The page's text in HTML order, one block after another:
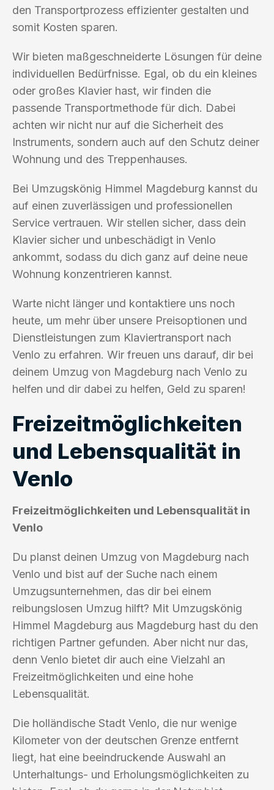
den Transportprozess effizienter gestalten und
somit Kosten sparen.
Wir bieten maßgeschneiderte Lösungen für deine
individuellen Bedürfnisse. Egal, ob du ein kleines
oder großes Klavier hast, wir finden die
passende Transportmethode für dich. Dabei
achten wir nicht nur auf die Sicherheit des
Instruments, sondern auch auf den Schutz deiner
Wohnung und des Treppenhauses.
Bei Umzugskönig Himmel Magdeburg kannst du
auf einen zuverlässigen und professionellen
Service vertrauen. Wir stellen sicher, dass dein
Klavier sicher und unbeschädigt in Venlo
ankommt, sodass du dich ganz auf deine neue
Wohnung konzentrieren kannst.
Warte nicht länger und kontaktiere uns noch
heute, um mehr über unsere Preisoptionen und
Dienstleistungen zum Klaviertransport nach
Venlo zu erfahren. Wir freuen uns darauf, dir bei
deinem Umzug von Magdeburg nach Venlo zu
helfen und dir dabei zu helfen, Geld zu sparen!
Freizeitmöglichkeiten
und Lebensqualität in
Venlo
Freizeitmöglichkeiten und Lebensqualität in
Venlo
Du planst deinen Umzug von Magdeburg nach
Venlo und bist auf der Suche nach einem
Umzugsunternehmen, das dir bei einem
reibungslosen Umzug hilft? Mit Umzugskönig
Himmel Magdeburg aus Magdeburg hast du den
richtigen Partner gefunden. Aber nicht nur das,
denn Venlo bietet dir auch eine Vielzahl an
Freizeitmöglichkeiten und eine hohe
Lebensqualität.
Die holländische Stadt Venlo, die nur wenige
Kilometer von der deutschen Grenze entfernt
liegt, hat eine beeindruckende Auswahl an
Unterhaltungs- und Erholungsmöglichkeiten zu